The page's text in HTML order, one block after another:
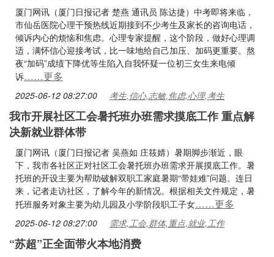
厦门网讯（厦门日报记者 楚燕 通讯员 陈达捷）中考即将来临，
市仙岳医院心理干预热线近期接到不少考生及家长的咨询电话，
倾诉内心的烦恼和焦虑。心理专家提醒，这个阶段，做好心理调
适，满怀信心迎接考试，比一味地给自己加压、加码更重要。熬
夜“加码”成绩下降优等生陷入自我怀疑一位初三女生来电倾
诉……更多
2025-06-12 08:27:00 考生,信心,志敏,焦虑,心理,考生
我市开展社区工会暑托班办班需求摸底工作 重点解
决新就业群体带
厦门网讯（厦门日报记者 吴燕如 庄筱婧）暑期脚步渐近，眼
下，我市各社区正对社区工会暑托班办班需求开展摸底工作。暑
托班的开设主要为帮助破解双职工家庭暑期“带娃难”问题。连日
来，记者走访社区，了解今年的新情况。根据相关文件规定，暑
托班服务对象主要为幼儿园及小学阶段职工子女……更多
2025-06-12 08:27:00 需求,工会,群体,重点,就业,工作
“苏超”正全面带火本地消费